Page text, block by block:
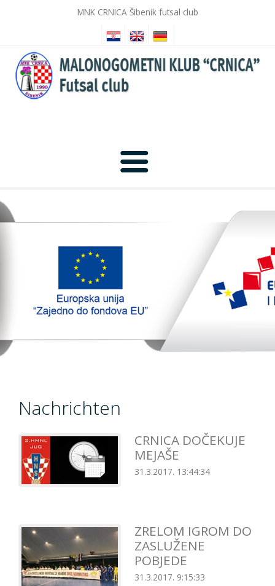
MNK CRNICA Šibenik futsal club
TopTim liga
Nachrichten
CRNICA DOČEKUJE
MEJAŠE
31.3.2017. 13:44:34
ZRELOM IGROM DO
ZASLUŽENE
POBJEDE
31.3.2017. 9:15:33